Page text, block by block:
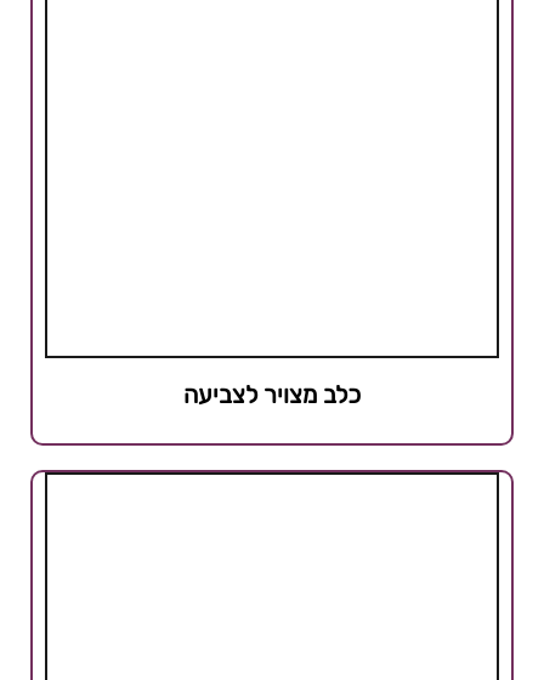
כלב מצויר לצביעה